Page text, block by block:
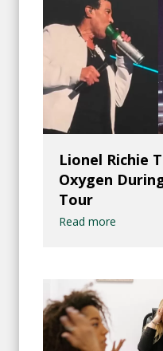
Lionel Richie
Oxygen
Tour
Read more